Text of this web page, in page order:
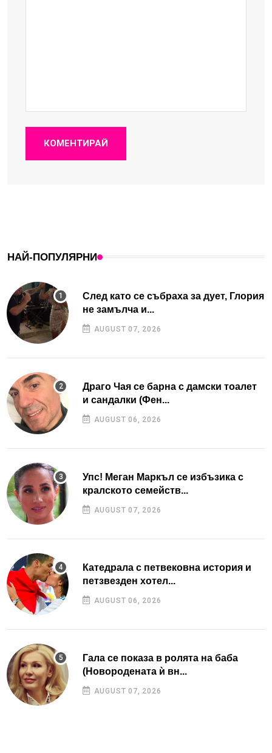
КОМЕНТИРАЙ
НАЙ-ПОПУЛЯРНИ
След като се събраха за дует, Глория
не замълча и...
AUGUST 07, 2026
Драго Чая се барна с дамски тоалет
и сандалки (Фен...
AUGUST 06, 2026
Упс! Меган Маркъл се избъзика с
кралското семейств...
AUGUST 07, 2026
Катедрала с петвековна история и
петзвезден хотел...
AUGUST 06, 2026
Гала се показа в ролята на баба
(Новородената ѝ вн...
AUGUST 07, 2026